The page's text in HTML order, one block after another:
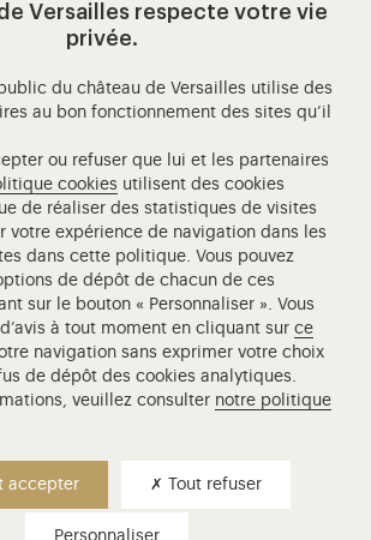
Visitez notre Facebook (ouverture
Visitez notre X (ouverture dans un
Visitez notre Instagram
Visitez notre YouTube
du château de Versailles
Baroque de Versailles
Royales Européenne
Versailles
nationale du domaine de Versailles
Versailles respecte votre vie
privée.
du château de Versailles utilise des
au bon fonctionnement des sites qu’il
ou refuser que lui et les partenaires
cookies utilisent des cookies
de réaliser des statistiques de visites
votre expérience de navigation dans les
dans cette politique. Vous pouvez
de dépôt de chacun de ces
sur le bouton « Personnaliser ». Vous
à tout moment en cliquant surce
navigation sans exprimer votre choix
de dépôt des cookies analytiques.
veuillez consulter notre politique
accepter Tout refuser
Personnaliser